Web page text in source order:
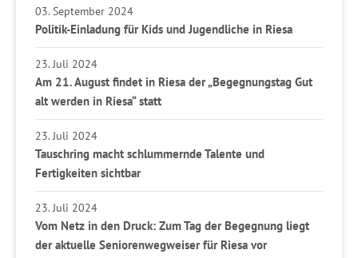
03. September 2024
Politik-Einladung für Kids und Jugendliche in Riesa
23. Juli 2024
Am 21. August findet in Riesa der „Begegnungstag Gut
alt werden in Riesa“ statt
23. Juli 2024
Tauschring macht schlummernde Talente und
Fertigkeiten sichtbar
23. Juli 2024
Vom Netz in den Druck: Zum Tag der Begegnung liegt
der aktuelle Seniorenwegweiser für Riesa vor